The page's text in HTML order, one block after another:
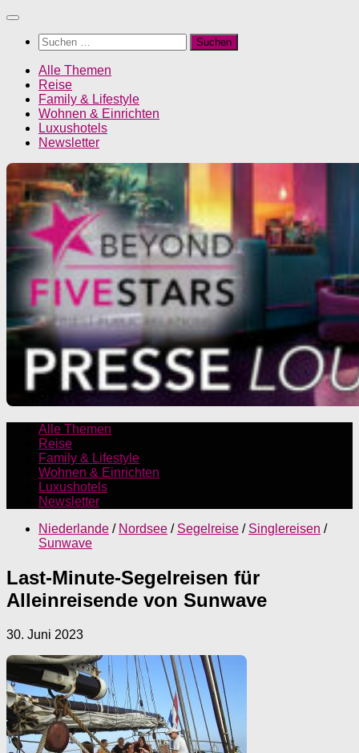
Unter
Inhalt
Suchen
nach:
Alle Themen
Reise
Family & Lifestyle
Wohnen & Einrichten
Luxushotels
Newsletter
Alle Themen
Reise
Family & Lifestyle
Wohnen & Einrichten
Luxushotels
Newsletter
Niederlande / Nordsee / Segelreise / Singlereisen /
Sunwave
Last-Minute-Segelreisen für
Alleinreisende von Sunwave
30. Juni 2023